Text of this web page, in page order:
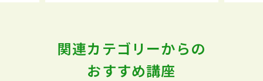
関連カテゴリーからの
おすすめ講座